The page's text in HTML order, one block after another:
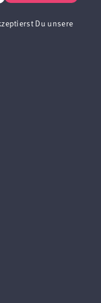
Du unsere